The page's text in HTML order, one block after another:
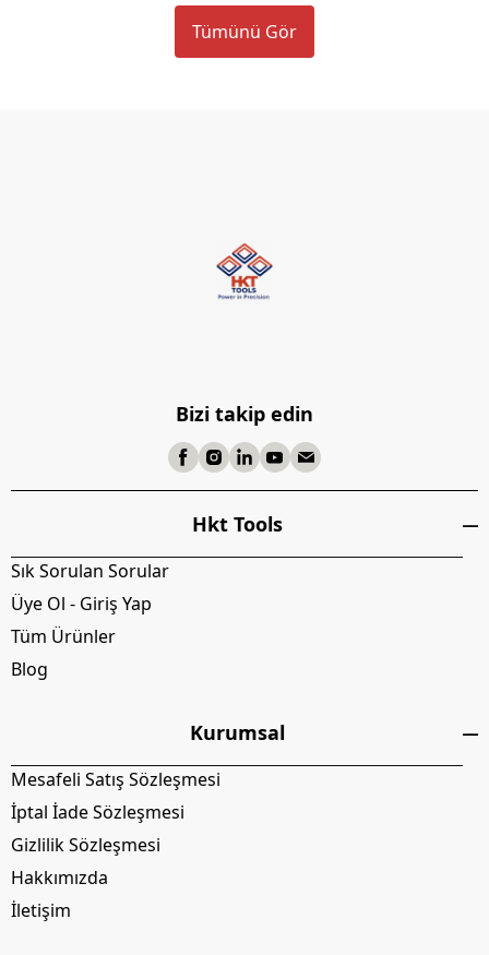
Tümünü Gör
Bizi takip edin
Hkt Tools
Sık Sorulan Sorular
Üye Ol - Giriş Yap
Tüm Ürünler
Blog
Kurumsal
Mesafeli Satış Sözleşmesi
İptal İade Sözleşmesi
Gizlilik Sözleşmesi
Hakkımızda
İletişim